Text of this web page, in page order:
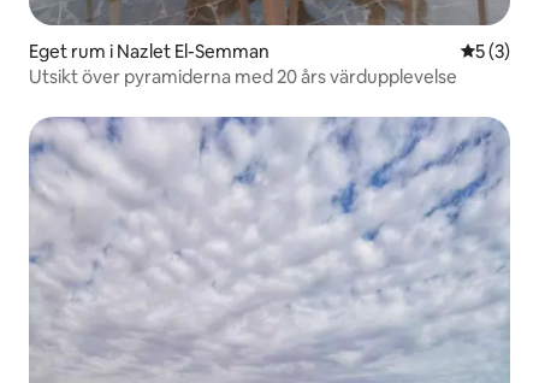
Eget rum i Nazlet El-Semman 5 av 5 i
5 (3)
Utsikt över pyramiderna med 20 års värdupplevelse